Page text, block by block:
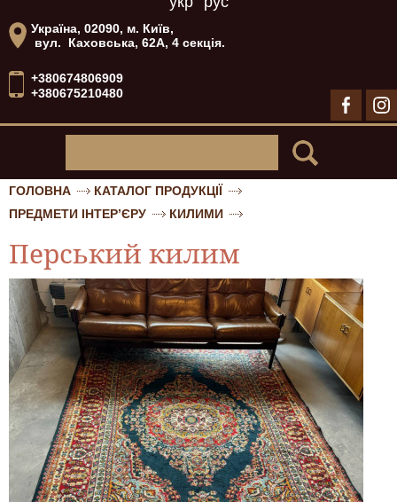
Україна, 02090, м. Київ,
вул. Каховська, 62А, 4 секція.
+380674806909
+380675210480
ГОЛОВНА
КАТАЛОГ ПРОДУКЦІЇ
ПРЕДМЕТИ ІНТЕР’ЄРУ
КИЛИМИ
Перський килим